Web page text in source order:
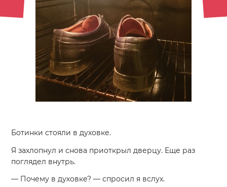
Ботинки стояли в духовке.
Я захлопнул и снова приоткрыл дверцу. Еще раз
поглядел внутрь.
— Почему в духовке? — спросил я вслух.